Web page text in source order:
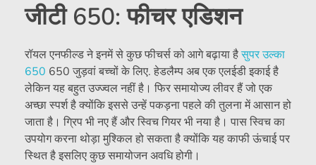
जीटी 650: फीचर एडिशन
रॉयल एनफील्ड ने इनमें से कुछ फीचर्स को आगे बढ़ाया हैसुपर उल्का
650 650 जुड़वां बच्चों के लिए. हेडलैम्प अब एक एलईडी इकाई है
लेकिन यह बहुत उज्ज्वल नहीं है। फिर समायोज्य लीवर हैं जो एक
अच्छा स्पर्श है क्योंकि इससे उन्हें पकड़ना पहले की तुलना में आसान हो
जाता है। ग्रिप भी नए हैं और स्विच गियर भी नया है। पास स्विच का
उपयोग करना थोड़ा मुश्किल हो सकता है क्योंकि यह काफी ऊंचाई पर
स्थित है इसलिए कुछ समायोजन अवधि होगी।